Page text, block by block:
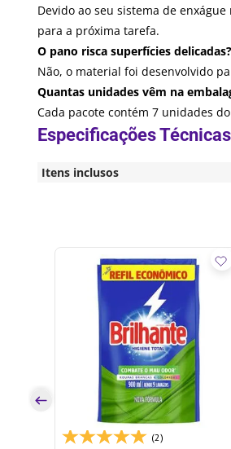
Devido ao seu sistema de
para a próxima tarefa.
O pano risca superfícies delicadas?
Não, o material foi desenvolvido
Quantas unidades vêm na
Cada pacote contém 7 unidades
Itens inclusos
(2)